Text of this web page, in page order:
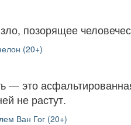
позорящее
(20+)
— это
не растут.
Ван Гог (20+)